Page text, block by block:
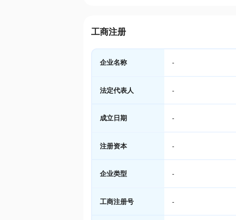
工商注册
企业名称 -
法定代表人 -
成立日期 -
注册资本 -
企业类型 -
工商注册号 -